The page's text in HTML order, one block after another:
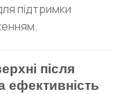
підтримки
після
ефективність